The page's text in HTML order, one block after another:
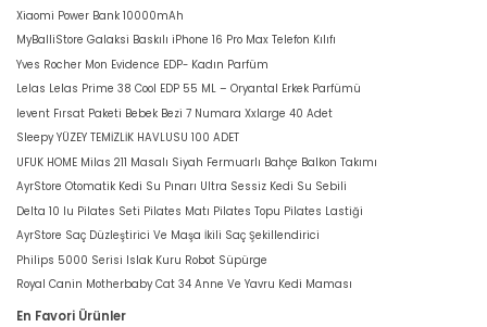
Xiaomi Power Bank 10000mAh
MyBalliStore Galaksi Baskılı iPhone 16 Pro Max Telefon Kılıfı
Yves Rocher Mon Evidence EDP- Kadın Parfüm
Lelas Lelas Prime 38 Cool EDP 55 ML – Oryantal Erkek Parfümü
levent Fırsat Paketi Bebek Bezi 7 Numara Xxlarge 40 Adet
Sleepy YÜZEY TEMİZLİK HAVLUSU 100 ADET
UFUK HOME Milas 211 Masalı Siyah Fermuarlı Bahçe Balkon Takımı
AyrStore Otomatik Kedi Su Pınarı Ultra Sessiz Kedi Su Sebili
Delta 10 lu Pilates Seti Pilates Matı Pilates Topu Pilates Lastiği
AyrStore Saç Düzleştirici Ve Maşa İkili Saç Şekillendirici
Philips 5000 Serisi Islak Kuru Robot Süpürge
Royal Canin Motherbaby Cat 34 Anne Ve Yavru Kedi Maması
En Favori Ürünler